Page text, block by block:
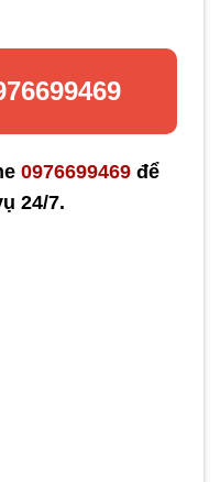
0976699469 để
24/7.